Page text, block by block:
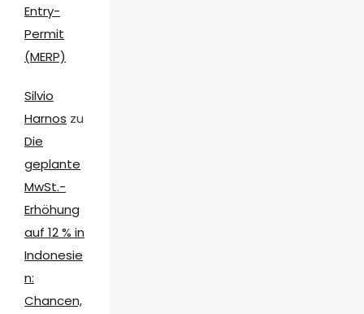
Entry-
Permit
(MERP)
Silvio
Harnos zu
Die
geplante
MwSt.-
Erhöhung
auf 12 % in
Indonesie
n:
Chancen,